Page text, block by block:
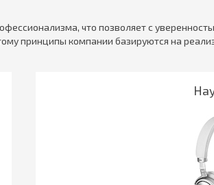
что позволяет с
принципы компании базируются на